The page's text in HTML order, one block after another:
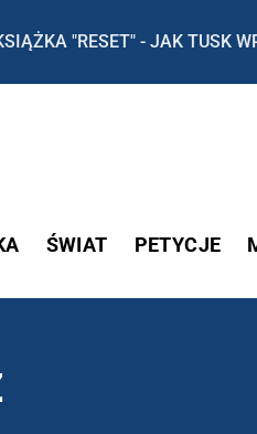
"RESET" - JAK TUSK
ŚWIAT PETYCJE